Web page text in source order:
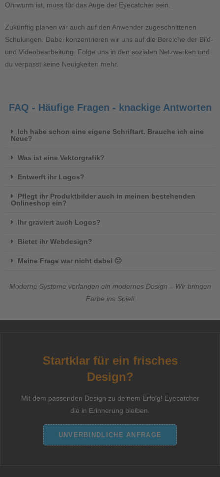
Ohrwurm ist, muss für das Auge der Eyecatcher sein.
Zukünftig planen wir auch auf den Anwender zugeschnittenen
Schulungen. Dabei konzentrieren wir uns auf die Bereiche der Bild-
und Videobearbeitung. Folge uns in den sozialen Netzwerken und
du verpasst keine Neuigkeiten mehr.
FAQ - Häufige Fragen - knackige Antworten
Ich habe schon eine eigene Schriftart. Brauche ich eine
Neue?
Was ist eine Vektorgrafik?
Entwerft ihr Logos?
Pflegt ihr Produktbilder auch in meinen bestehenden
Onlineshop ein?
Ihr graviert auch Logos?
Bietet ihr Webdesign?
Meine Frage war nicht dabei 🙁
Moderne Systeme verlangen ein modernes Design – Wir bringen
Farbe ins Spiel!
Startklar für ein frisches
Design?
Mit dem passenden Design zu deinem Erfolg! Eyecatcher
die in Erinnerung bleiben.
UNVERBINDLICHE ANFRAGE